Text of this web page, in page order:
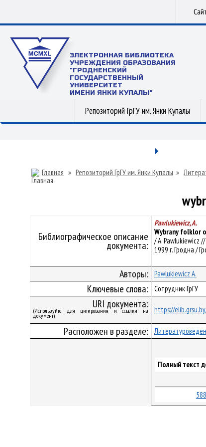
ЭЛЕКТРОННАЯ БИБЛИОТЕКА
УЧРЕЖДЕНИЯ ОБРАЗОВАНИЯ
"ГРОДНЕНСКИЙ
ГОСУДАРСТВЕННЫЙ
УНИВЕРСИТЕТ
ИМЕНИ ЯНКИ КУПАЛЫ"
Репозиторий ГрГУ им. Янки Купалы
Главная » Репозиторий ГрГУ им. Янки Купалы »
Библиографическое описание
документа:
Pawlukiewicz, A.
Wybrany folklor
/ A. Pawlukiewicz //
1999 г. Гродна /
Авторы: Pawlukiewicz A.
Ключевые слова: Сотрудник ГрГУ
URI документа:
(Используйте для цитирования и ссылки на
документ)
https://
Расположен в разделе:
Полный текст